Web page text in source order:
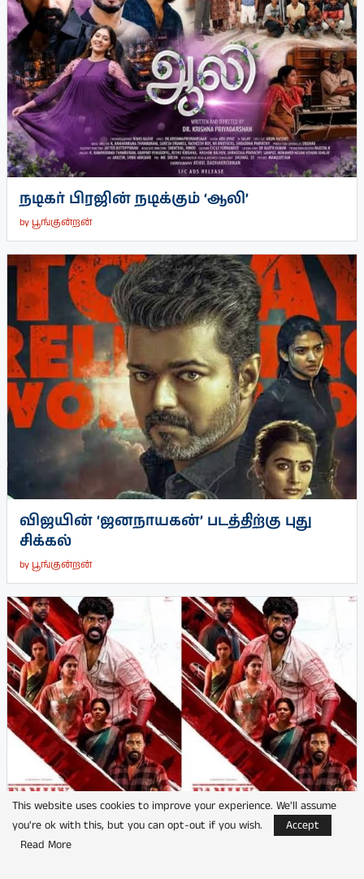
நடிகர் பிரஜின் நடிக்கும் ‘ஆலி’
by பூங்குன்றன்
விஜயின் ‘ஜனநாயகன்’ படத்திற்கு புது
சிக்கல்
by பூங்குன்றன்
This website uses cookies to improve your experience. We'll assume
you're ok with this, but you can opt-out if you wish.
Accept
Read More